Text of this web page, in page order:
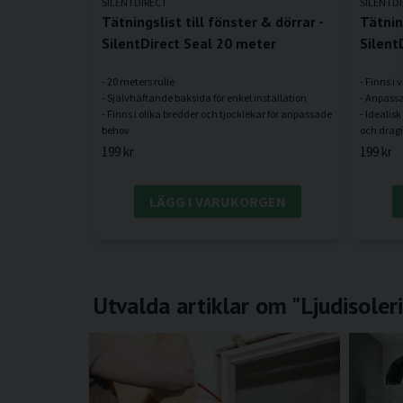
Tätningslist till fönster & dörrar -
SilentDirect Seal 20 meter
- 20 meters rulle
- Självhäftande baksida för enkel installation
- Finns i olika bredder och tjocklekar för anpassade
199 kr
LÄGG I VARUKORGEN
- Finns i
-
-
199 kr
Utvalda artiklar om